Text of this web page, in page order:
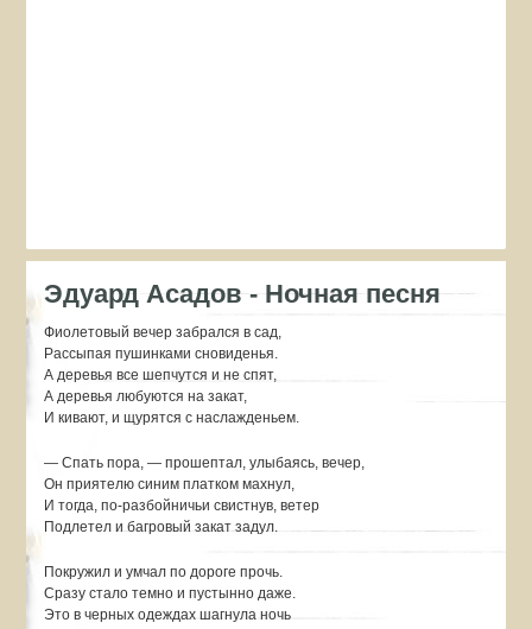
Эдуард Асадов - Ночная песня
Фиолетовый вечер забрался в сад,
Рассыпая пушинками сновиденья.
А деревья все шепчутся и не спят,
А деревья любуются на закат,
И кивают, и щурятся с наслажденьем.
— Спать пора, — прошептал, улыбаясь, вечер,
Он приятелю синим платком махнул,
И тогда, по-разбойничьи свистнув, ветер
Подлетел и багровый закат задул.
Покружил и умчал по дороге прочь.
Сразу стало темно и пустынно даже.
Это в черных одеждах шагнула ночь